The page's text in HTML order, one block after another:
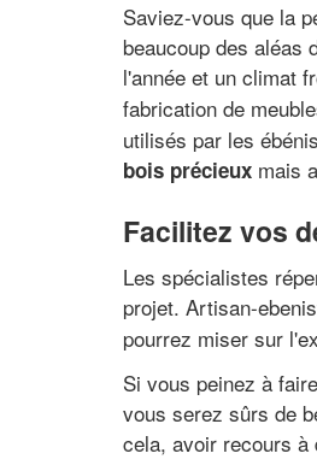
Saviez-vous que la
beaucoup des aléas
l'année et un climat
fabrication de
utilisés par les
bois précieux mais
Facilitez vos
Les spécialistes
projet. Artisan-
pourrez miser sur
Si vous peinez à
vous serez sûrs de
cela, avoir recours à